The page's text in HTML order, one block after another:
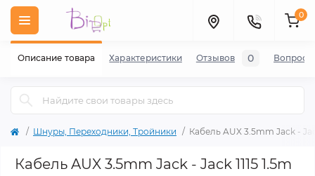
0
Шнуры, Переходники, Тройники Кабель AUX 3.5mm Jack -
Кабель AUX 3.5mm Jack - Jack 1115 1.5m
Описание товара Характеристики Отзывов 0 Вопросы